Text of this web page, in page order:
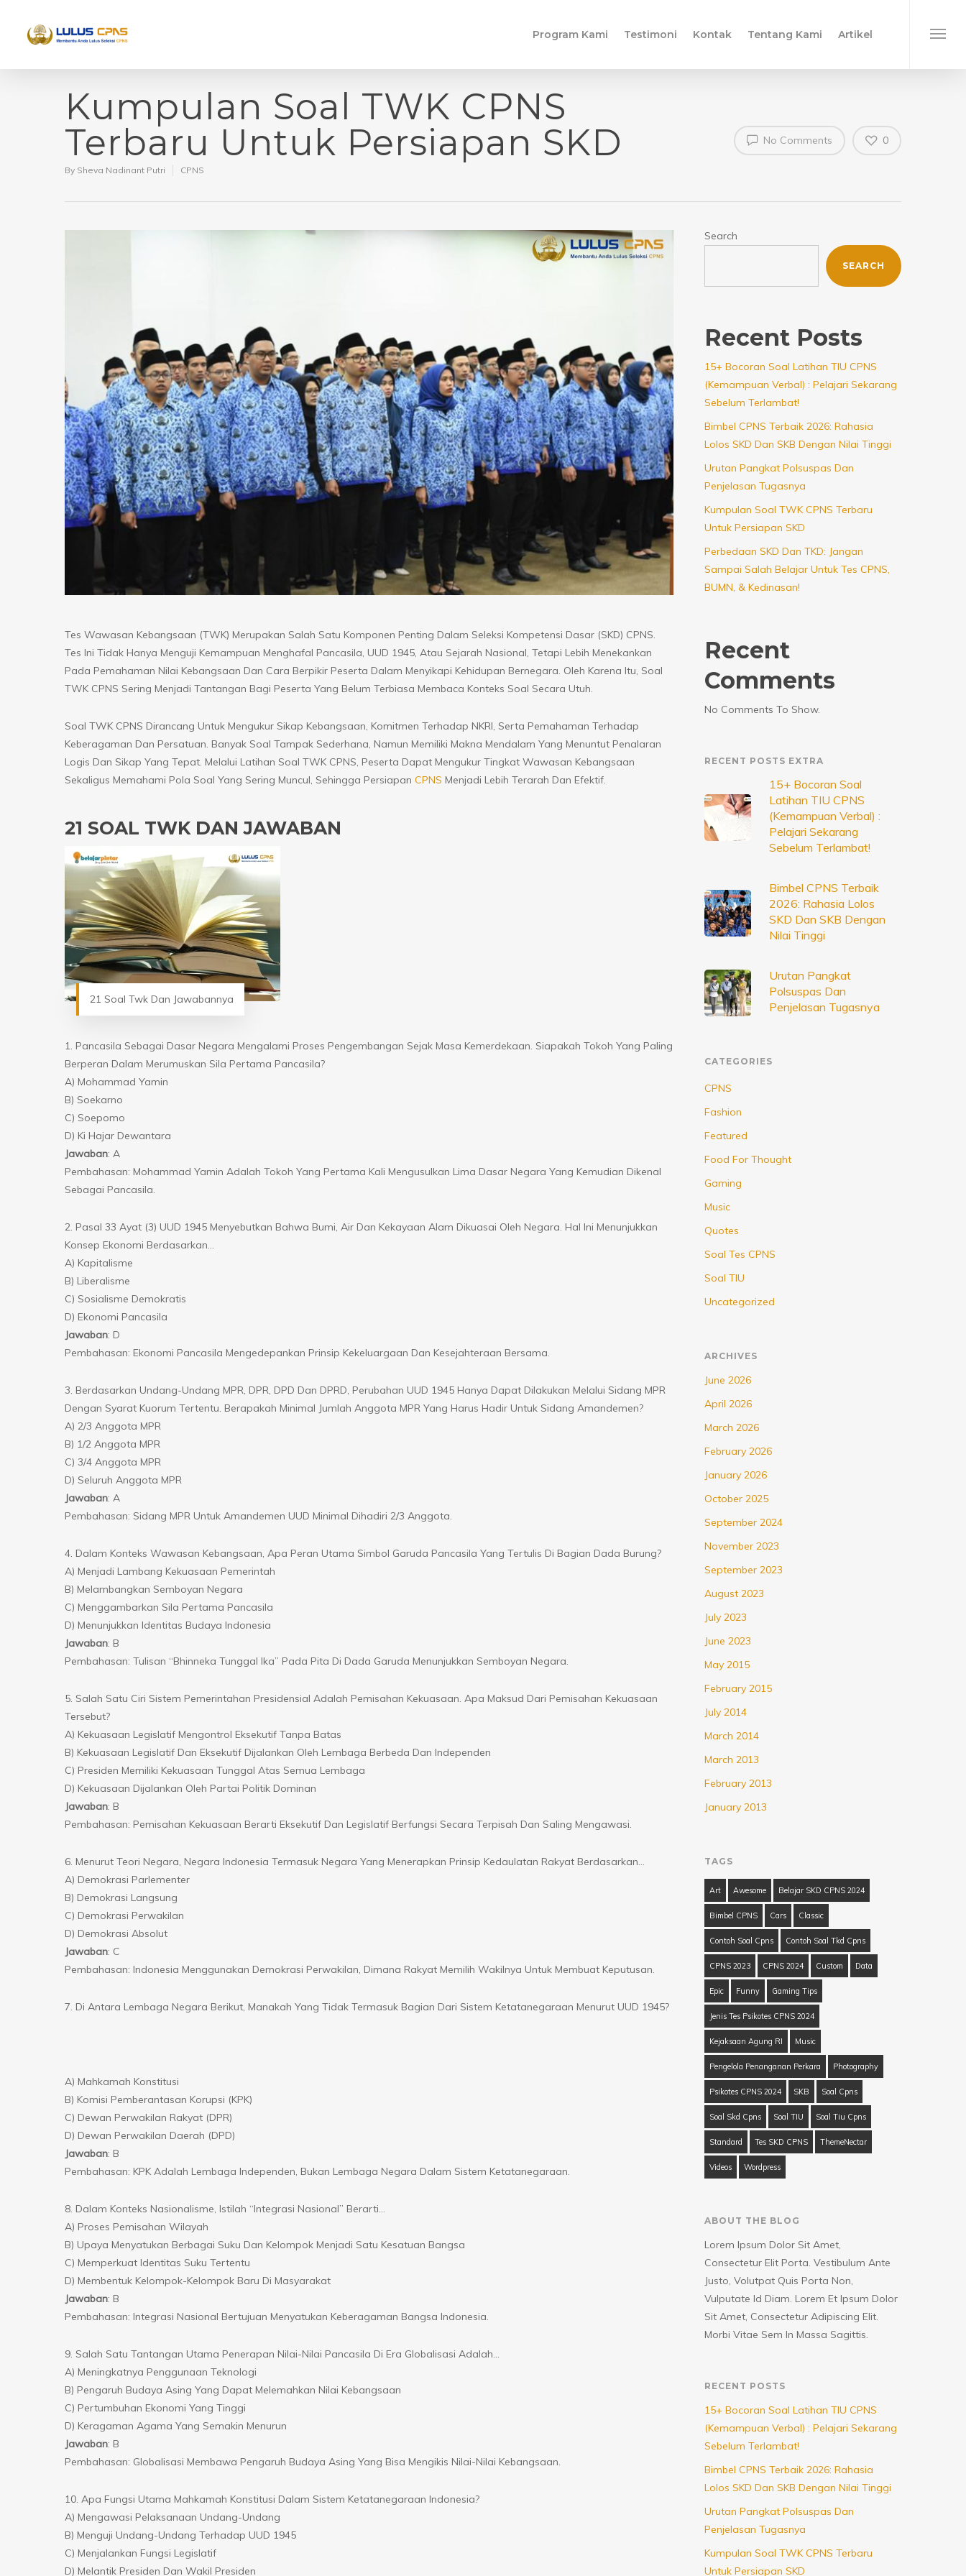
Program Kami Testimoni Kontak Tentang Kami Artikel
Kumpulan Soal TWK CPNS
Terbaru Untuk Persiapan SKD
By Sheva Nadinant Putri CPNS
No Comments 0
Tes Wawasan Kebangsaan (TWK) Merupakan Salah Satu Komponen Penting Dalam Seleksi Kompetensi Dasar (SKD) CPNS.
Tes Ini Tidak Hanya Menguji Kemampuan Menghafal Pancasila, UUD 1945, Atau Sejarah Nasional, Tetapi Lebih Menekankan
Pada Pemahaman Nilai Kebangsaan Dan Cara Berpikir Peserta Dalam Menyikapi Kehidupan Bernegara. Oleh Karena Itu, Soal
TWK CPNS Sering Menjadi Tantangan Bagi Peserta Yang Belum Terbiasa Membaca Konteks Soal Secara Utuh.
Soal TWK CPNS Dirancang Untuk Mengukur Sikap Kebangsaan, Komitmen Terhadap NKRI, Serta Pemahaman Terhadap
Keberagaman Dan Persatuan. Banyak Soal Tampak Sederhana, Namun Memiliki Makna Mendalam Yang Menuntut Penalaran
Logis Dan Sikap Yang Tepat. Melalui Latihan Soal TWK CPNS, Peserta Dapat Mengukur Tingkat Wawasan Kebangsaan
Sekaligus Memahami Pola Soal Yang Sering Muncul, Sehingga Persiapan CPNS Menjadi Lebih Terarah Dan Efektif.
21 SOAL TWK DAN JAWABAN
21 Soal Twk Dan Jawabannya
1. Pancasila Sebagai Dasar Negara Mengalami Proses Pengembangan Sejak Masa Kemerdekaan. Siapakah Tokoh Yang Paling
Berperan Dalam Merumuskan Sila Pertama Pancasila?
A) Mohammad Yamin
B) Soekarno
C) Soepomo
D) Ki Hajar Dewantara
Jawaban: A
Pembahasan: Mohammad Yamin Adalah Tokoh Yang Pertama Kali Mengusulkan Lima Dasar Negara Yang Kemudian Dikenal
Sebagai Pancasila.
2. Pasal 33 Ayat (3) UUD 1945 Menyebutkan Bahwa Bumi, Air Dan Kekayaan Alam Dikuasai Oleh Negara. Hal Ini Menunjukkan
Konsep Ekonomi Berdasarkan…
A) Kapitalisme
B) Liberalisme
C) Sosialisme Demokratis
D) Ekonomi Pancasila
Jawaban: D
Pembahasan: Ekonomi Pancasila Mengedepankan Prinsip Kekeluargaan Dan Kesejahteraan Bersama.
3. Berdasarkan Undang-Undang MPR, DPR, DPD Dan DPRD, Perubahan UUD 1945 Hanya Dapat Dilakukan Melalui Sidang MPR
Dengan Syarat Kuorum Tertentu. Berapakah Minimal Jumlah Anggota MPR Yang Harus Hadir Untuk Sidang Amandemen?
A) 2/3 Anggota MPR
B) 1/2 Anggota MPR
C) 3/4 Anggota MPR
D) Seluruh Anggota MPR
Jawaban: A
Pembahasan: Sidang MPR Untuk Amandemen UUD Minimal Dihadiri 2/3 Anggota.
4. Dalam Konteks Wawasan Kebangsaan, Apa Peran Utama Simbol Garuda Pancasila Yang Tertulis Di Bagian Dada Burung?
A) Menjadi Lambang Kekuasaan Pemerintah
B) Melambangkan Semboyan Negara
C) Menggambarkan Sila Pertama Pancasila
D) Menunjukkan Identitas Budaya Indonesia
Jawaban: B
Pembahasan: Tulisan “Bhinneka Tunggal Ika” Pada Pita Di Dada Garuda Menunjukkan Semboyan Negara.
5. Salah Satu Ciri Sistem Pemerintahan Presidensial Adalah Pemisahan Kekuasaan. Apa Maksud Dari Pemisahan Kekuasaan
Tersebut?
A) Kekuasaan Legislatif Mengontrol Eksekutif Tanpa Batas
B) Kekuasaan Legislatif Dan Eksekutif Dijalankan Oleh Lembaga Berbeda Dan Independen
C) Presiden Memiliki Kekuasaan Tunggal Atas Semua Lembaga
D) Kekuasaan Dijalankan Oleh Partai Politik Dominan
Jawaban: B
Pembahasan: Pemisahan Kekuasaan Berarti Eksekutif Dan Legislatif Berfungsi Secara Terpisah Dan Saling Mengawasi.
6. Menurut Teori Negara, Negara Indonesia Termasuk Negara Yang Menerapkan Prinsip Kedaulatan Rakyat Berdasarkan…
A) Demokrasi Parlementer
B) Demokrasi Langsung
C) Demokrasi Perwakilan
D) Demokrasi Absolut
Jawaban: C
Pembahasan: Indonesia Menggunakan Demokrasi Perwakilan, Dimana Rakyat Memilih Wakilnya Untuk Membuat Keputusan.
7. Di Antara Lembaga Negara Berikut, Manakah Yang Tidak Termasuk Bagian Dari Sistem Ketatanegaraan Menurut UUD 1945?
A) Mahkamah Konstitusi
B) Komisi Pemberantasan Korupsi (KPK)
C) Dewan Perwakilan Rakyat (DPR)
D) Dewan Perwakilan Daerah (DPD)
Jawaban: B
Pembahasan: KPK Adalah Lembaga Independen, Bukan Lembaga Negara Dalam Sistem Ketatanegaraan.
8. Dalam Konteks Nasionalisme, Istilah “Integrasi Nasional” Berarti…
A) Proses Pemisahan Wilayah
B) Upaya Menyatukan Berbagai Suku Dan Kelompok Menjadi Satu Kesatuan Bangsa
C) Memperkuat Identitas Suku Tertentu
D) Membentuk Kelompok-Kelompok Baru Di Masyarakat
Jawaban: B
Pembahasan: Integrasi Nasional Bertujuan Menyatukan Keberagaman Bangsa Indonesia.
9. Salah Satu Tantangan Utama Penerapan Nilai-Nilai Pancasila Di Era Globalisasi Adalah…
A) Meningkatnya Penggunaan Teknologi
B) Pengaruh Budaya Asing Yang Dapat Melemahkan Nilai Kebangsaan
C) Pertumbuhan Ekonomi Yang Tinggi
D) Keragaman Agama Yang Semakin Menurun
Jawaban: B
Pembahasan: Globalisasi Membawa Pengaruh Budaya Asing Yang Bisa Mengikis Nilai-Nilai Kebangsaan.
10. Apa Fungsi Utama Mahkamah Konstitusi Dalam Sistem Ketatanegaraan Indonesia?
A) Mengawasi Pelaksanaan Undang-Undang
B) Menguji Undang-Undang Terhadap UUD 1945
C) Menjalankan Fungsi Legislatif
D) Melantik Presiden Dan Wakil Presiden
Search
SEARCH
Recent Posts
15+ Bocoran Soal Latihan TIU CPNS
(Kemampuan Verbal) : Pelajari Sekarang
Sebelum Terlambat!
Bimbel CPNS Terbaik 2026: Rahasia
Lolos SKD Dan SKB Dengan Nilai Tinggi
Urutan Pangkat Polsuspas Dan
Penjelasan Tugasnya
Kumpulan Soal TWK CPNS Terbaru
Untuk Persiapan SKD
Perbedaan SKD Dan TKD: Jangan
Sampai Salah Belajar Untuk Tes CPNS,
BUMN, & Kedinasan!
Recent
Comments
No Comments To Show.
RECENT POSTS EXTRA
15+ Bocoran Soal
Latihan TIU CPNS
(Kemampuan Verbal) :
Pelajari Sekarang
Sebelum Terlambat!
Bimbel CPNS Terbaik
2026: Rahasia Lolos
SKD Dan SKB Dengan
Nilai Tinggi
Urutan Pangkat
Polsuspas Dan
Penjelasan Tugasnya
CATEGORIES
CPNS
Fashion
Featured
Food For Thought
Gaming
Music
Quotes
Soal Tes CPNS
Soal TIU
Uncategorized
ARCHIVES
June 2026
April 2026
March 2026
February 2026
January 2026
October 2025
September 2024
November 2023
September 2023
August 2023
July 2023
June 2023
May 2015
February 2015
July 2014
March 2014
March 2013
February 2013
January 2013
TAGS
Art Awesome Belajar SKD CPNS 2024
Bimbel CPNS Cars Classic
Contoh Soal Cpns Contoh Soal Tkd Cpns
CPNS 2023 CPNS 2024 Custom Data
Epic Funny Gaming Tips
Jenis Tes Psikotes CPNS 2024
Kejaksaan Agung RI Music
Pengelola Penanganan Perkara Photography
Psikotes CPNS 2024 SKB Soal Cpns
Soal Skd Cpns Soal TIU Soal Tiu Cpns
Standard Tes SKD CPNS ThemeNectar
Videos Wordpress
ABOUT THE BLOG
Lorem Ipsum Dolor Sit Amet,
Consectetur Elit Porta. Vestibulum Ante
Justo, Volutpat Quis Porta Non,
Vulputate Id Diam. Lorem Et Ipsum Dolor
Sit Amet, Consectetur Adipiscing Elit.
Morbi Vitae Sem In Massa Sagittis.
RECENT POSTS
15+ Bocoran Soal Latihan TIU CPNS
(Kemampuan Verbal) : Pelajari Sekarang
Sebelum Terlambat!
Bimbel CPNS Terbaik 2026: Rahasia
Lolos SKD Dan SKB Dengan Nilai Tinggi
Urutan Pangkat Polsuspas Dan
Penjelasan Tugasnya
Kumpulan Soal TWK CPNS Terbaru
Untuk Persiapan SKD